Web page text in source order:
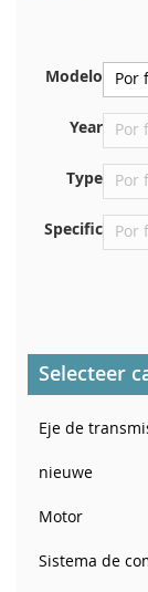
certificado de
En la placa
Centrar
Justo en el
En el pilar
Modelo
Year
Type
Specific
Selecteer
Eje de
nieuwe
Motor
Sistema de